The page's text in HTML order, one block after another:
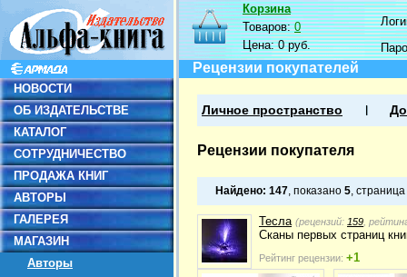
НОВОСТИ
ОБ ИЗДАТЕЛЬСТВЕ
КАТАЛОГ
СОТРУДНИЧЕСТВО
ПРОДАЖА КНИГ
АВТОРЫ
ГАЛЕРЕЯ
МАГАЗИН
Авторы
Корзина
Товаров:0
Цена:0 руб.
Рецензии покупателей
Личное пространство
Рецензии покупателя
Найдено: 147, показано 5, страница
Тесла (рецензий: 159 ,
Сканы первых страниц
Рейтинг рецензии: +1